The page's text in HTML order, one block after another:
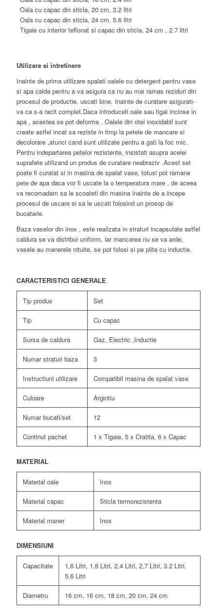
Oala cu capac din sticla, 20 cm, 3.2 litri
Oala cu capac din sticla, 24 cm, 5.6 litri
Tigaie cu interior teflonat si capac din sticla, 24 cm , 2.7 litri
Utilizare si intretinere
Inainte de prima utilizare spalati oalele cu detergent pentru vase
si apa calda pentru a va asigura ca nu au mai ramas reziduri din
procesul de productie, uscati bine. Inainte de curatare asigurati-
va ca s-a racit complet.Daca introduceti oale sau tigai incinse in
apa , acestea se pot deforma . Oalele din otel inoxidabil sunt
create astfel incat sa reziste in timp la petele de mancare si
decolorare ,atunci cand sunt utilizate pentru a gati la foc mic.
Pentru indepartarea petelor rezistente, insistati asupra acelei
suprafete utilizand un produs de curatare neabraziv .Acest set
poate fi curatat si in masina de spalat vase, totusi pot ramane
pete de apa daca vor fi uscate la o temperatura mare , de aceea
va recomadam sa le scoateti din masina inainte de a incepe
procesul de uscare si sa le uscati folosind un prosop de
bucatarie.
Baza vaselor din inox , este realizata in straturi incapsulate astfel
caldura se va distribui uniform, iar mancarea nu se va arde,
vasele au manerele nituite, se pot folosi si pe plita cu inductie.
CARACTERISTICI GENERALE
Tip produs Set
Tip Cu capac
Sursa de caldura Gaz, Electric ,Inductie
Numar straturi baza 3
Instructiuni utilizare Compatibil masina de spalat vase
Culoare Argintiu
Numar bucati/set 12
Continut pachet 1 x Tigaie, 5 x Cratita, 6 x Capac
MATERIAL
Material oale Inox
Material capac Sticla termorezistenta
Material maner Inox
DIMENSIUNI
Capacitate
1,6 Litri, 1,6 Litri, 2,4 Litri, 2,7 Litri, 3.2 Litri,
5.6 Litri
Diametru 16 cm, 16 cm, 18 cm, 20 cm, 24 cm